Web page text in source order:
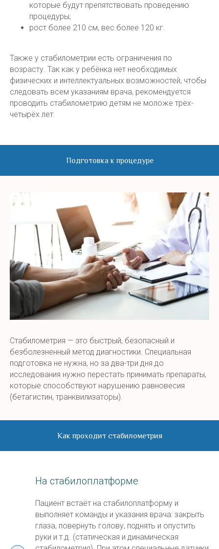
которые будут препятствовать проведению
процедуры;
рост более 210 см, вес более 120 кг.
Также у стабилометрии есть ограничения по
возрасту. Так как у ребёнка нет необходимых
физических и интеллектуальных возможностей, чтобы
следовать всем указаниям врача, рекомендуется
проводить стабилометрию детям не моложе трёх-
четырёх лет.
Подготовка к процедуре
Стабилометрия — это быстрый, безопасный и
безболезненный метод диагностики. Специальная
подготовка не нужна, но за два-три дня до
исследования нужно перестать принимать препараты,
которые способствуют нарушению равновесия
(бетагистин, транквилизаторы).
Как проходит стабилометрия
На стабилоплатформе
Пациент встаёт на стабилоплатформу и
выполняет команды и указания врача: закрыть
глаза, повернуть голову, поднять и опустить
руки и т.д. (статическая и динамическая